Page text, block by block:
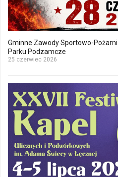
Gminne Zawody Sportowo-
Parku Podzamcze
25 czerwiec 2026